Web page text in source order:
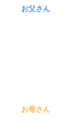
お父さん
お母さん